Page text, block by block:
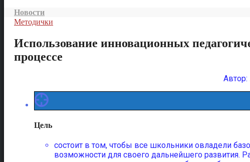
Новости
Методички
Использование инновационных
процессе
Автор:
Цель
состоит в том, чтобы все школьники овладели
возможности для своего дальнейшего развития.